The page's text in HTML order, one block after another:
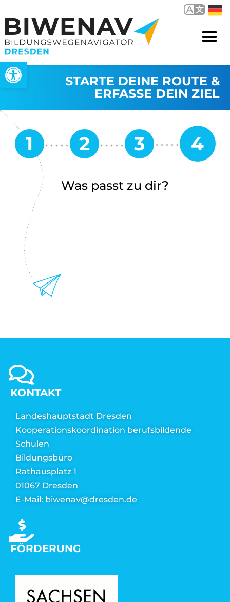
Werkzeugleiste öffnen
STARTE DEINE ROUTE &
ERFASSE DEIN ZIEL
Was passt zu dir?
KONTAKT
Landeshauptstadt Dresden
Kooperationskoordination berufsbildende
Schulen
Bildungsbüro
Rathausplatz 1
01067 Dresden
E-Mail: biwenav@dresden.de
FÖRDERUNG